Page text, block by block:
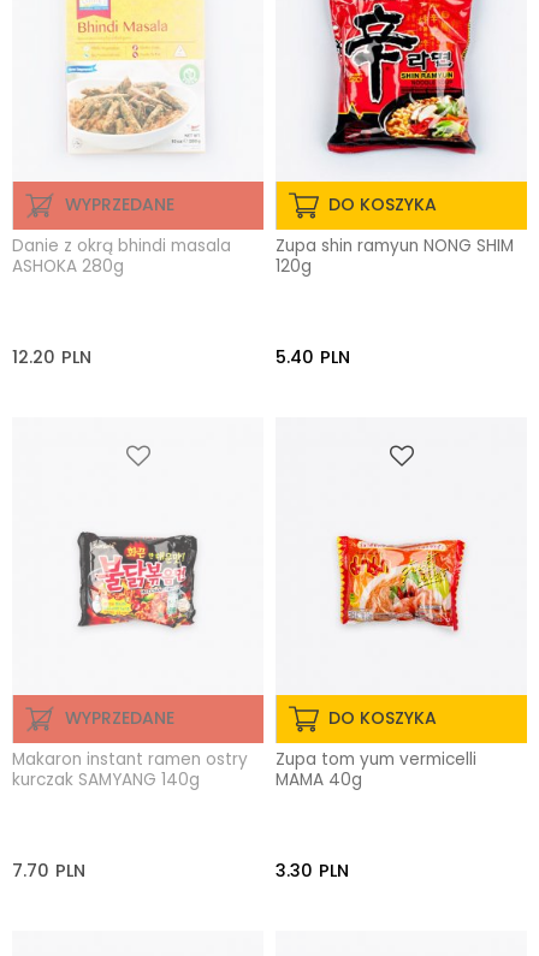
WYPRZEDANE
Danie z okrą bhindi masala
ASHOKA 280g
12.20 PLN
DO KOSZYKA
Zupa shin ramyun NONG SHIM
120g
5.40 PLN
WYPRZEDANE
Makaron instant ramen ostry
kurczak SAMYANG 140g
7.70 PLN
DO KOSZYKA
Zupa tom yum vermicelli
MAMA 40g
3.30 PLN